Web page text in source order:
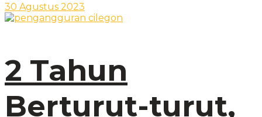
30 Agustus 2023
2 Tahun
Berturut-turut,